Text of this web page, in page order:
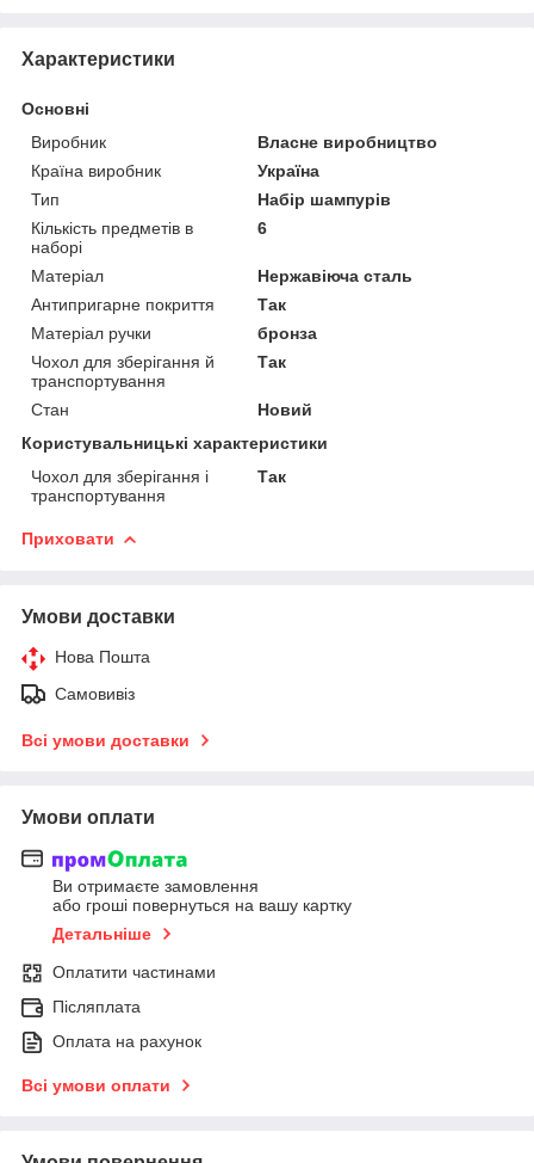
Характеристики
Основні
Виробник
Власне виробництво
Країна виробник
Україна
Тип
Набір шампурів
Кількість предметів в
наборі
6
Матеріал
Нержавіюча сталь
Антипригарне покриття
Так
Матеріал ручки
бронза
Чохол для зберігання й
транспортування
Так
Стан
Новий
Користувальницькі характеристики
Чохол для зберігання і
транспортування
Так
Приховати
Умови доставки
Нова Пошта
Самовивіз
Всі умови доставки
Умови оплати
Ви отримаєте замовлення
або гроші повернуться на вашу картку
Детальніше
Оплатити частинами
Післяплата
Оплата на рахунок
Всі умови оплати